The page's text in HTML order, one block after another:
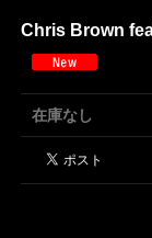
Chris Brown
在庫なし